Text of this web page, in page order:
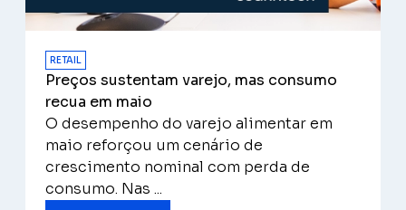
RETAIL
Preços sustentam varejo, mas consumo
recua em maio
O desempenho do varejo alimentar em
maio reforçou um cenário de
crescimento nominal com perda de
consumo. Nas ...